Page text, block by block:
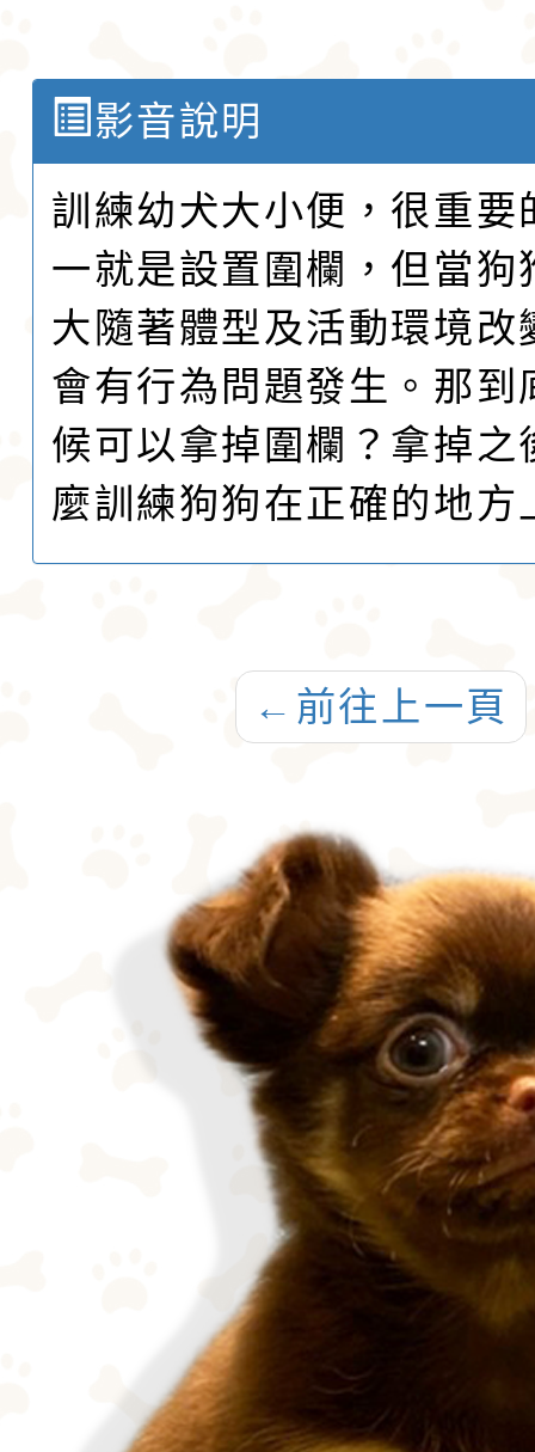
影音說明
訓練幼犬大小便，很重要
一就是設置圍欄，但當狗
大隨著體型及活動環境改
會有行為問題發生。那到
候可以拿掉圍欄？拿掉之
麼訓練狗狗在正確的地方
← 前往上一頁